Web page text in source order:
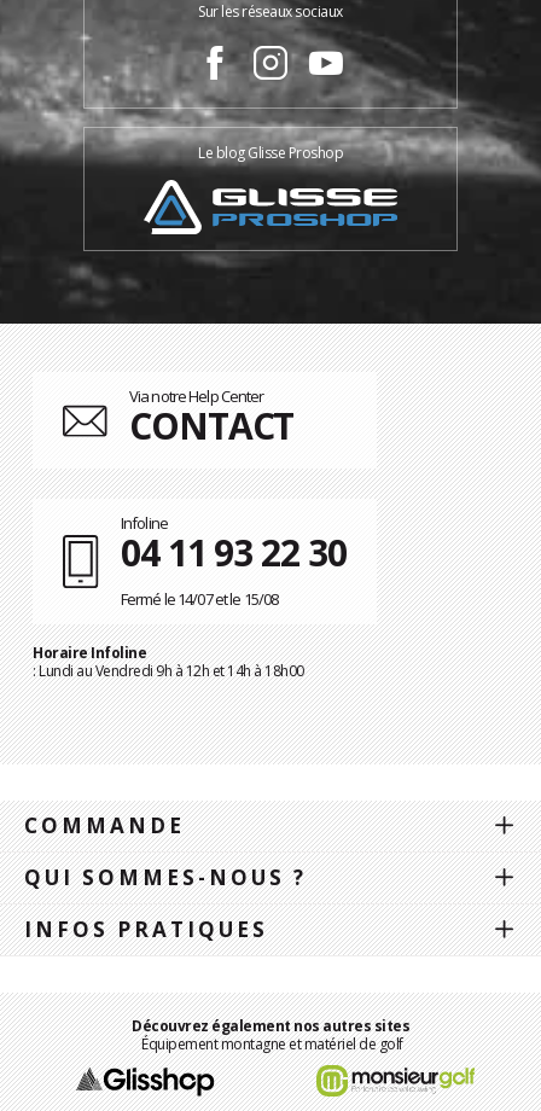
Sur les réseaux sociaux
Le blog Glisse Proshop
Via notre Help Center
CONTACT
Infoline
04 11 93 22 30
Fermé le 14/07 et le 15/08
Horaire Infoline
: Lundi au Vendredi 9h à 12h et 14h à 18h00
COMMANDE
QUI SOMMES-NOUS ?
INFOS PRATIQUES
Découvrez également nos autres sites
Équipement montagne et matériel de golf